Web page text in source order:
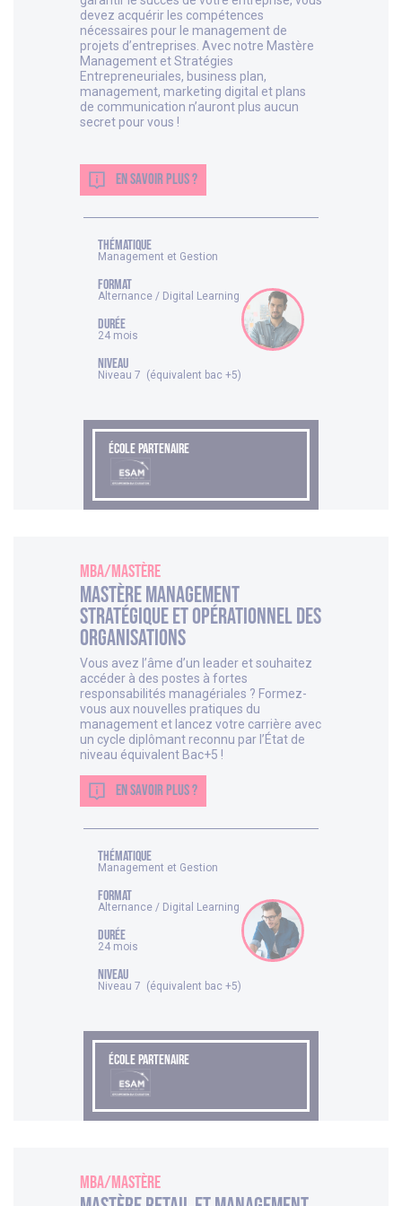
devez acquérir les compétences
nécessaires pour le management de
projets d’entreprises. Avec notre Mastère
Management et Stratégies
Entrepreneuriales, business plan,
management, marketing digital et plans
de communication n’auront plus aucun
secret pour vous !
EN SAVOIR PLUS ?
thématique
Management et Gestion
FORMAT
Alternance / Digital Learning
DURÉE
24 mois
NIVEAU
Niveau 7 (équivalent bac +5)
ÉCOLE PARTENAIRE
MBA/Mastère
Mastère Management
Stratégique et Opérationnel des
Organisations
Vous avez l’âme d’un leader et souhaitez
accéder à des postes à fortes
responsabilités managériales ? Formez-
vous aux nouvelles pratiques du
management et lancez votre carrière avec
un cycle diplômant reconnu par l’État de
niveau équivalent Bac+5 !
EN SAVOIR PLUS ?
thématique
Management et Gestion
FORMAT
Alternance / Digital Learning
DURÉE
24 mois
NIVEAU
Niveau 7 (équivalent bac +5)
ÉCOLE PARTENAIRE
MBA/Mastère